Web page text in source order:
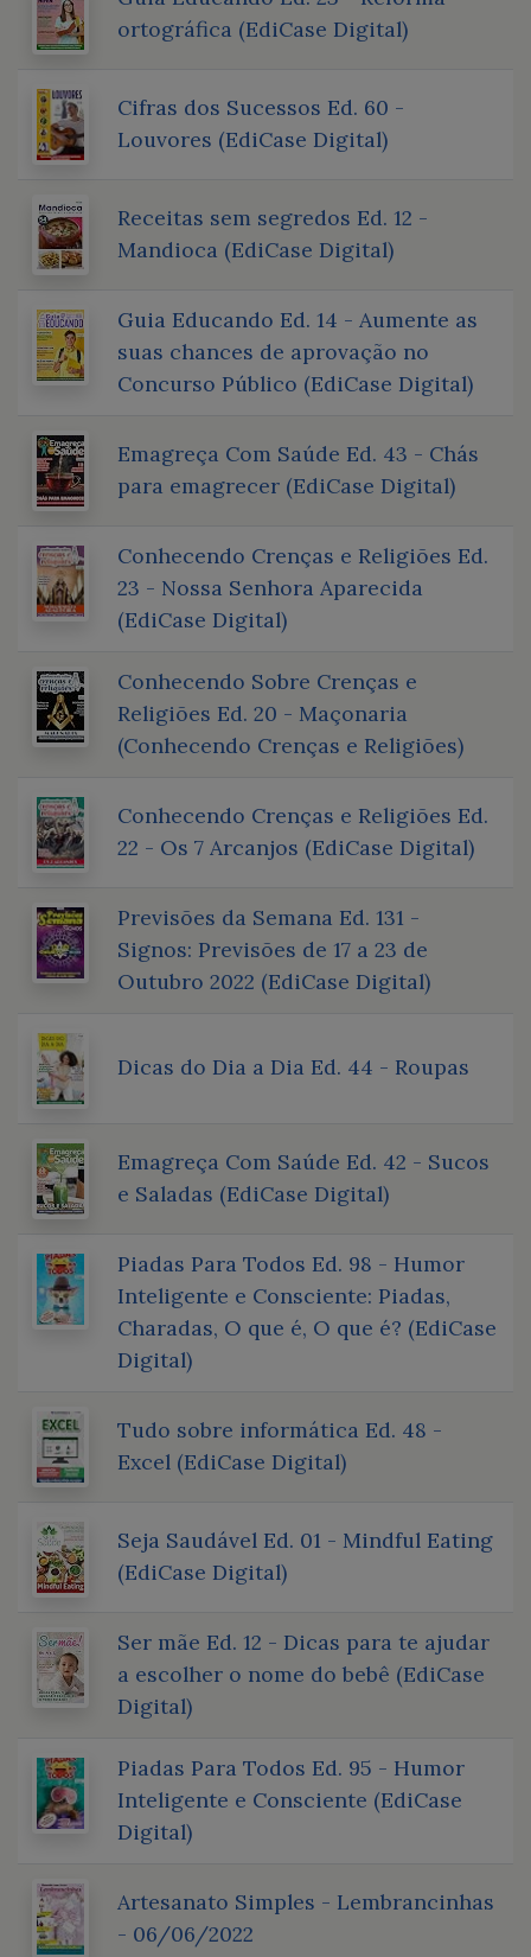
ortográfica (EdiCase Digital)
Cifras dos Sucessos Ed. 60 -
Louvores (EdiCase Digital)
Receitas sem segredos Ed. 12 -
Mandioca (EdiCase Digital)
Guia Educando Ed. 14 - Aumente as
suas chances de aprovação no
Concurso Público (EdiCase Digital)
Emagreça Com Saúde Ed. 43 - Chás
para emagrecer (EdiCase Digital)
Conhecendo Crenças e Religiões Ed.
23 - Nossa Senhora Aparecida
(EdiCase Digital)
Conhecendo Sobre Crenças e
Religiões Ed. 20 - Maçonaria
(Conhecendo Crenças e Religiões)
Conhecendo Crenças e Religiões Ed.
22 - Os 7 Arcanjos (EdiCase Digital)
Previsões da Semana Ed. 131 -
Signos: Previsões de 17 a 23 de
Outubro 2022 (EdiCase Digital)
Dicas do Dia a Dia Ed. 44 - Roupas
Emagreça Com Saúde Ed. 42 - Sucos
e Saladas (EdiCase Digital)
Piadas Para Todos Ed. 98 - Humor
Inteligente e Consciente: Piadas,
Charadas, O que é, O que é? (EdiCase
Digital)
Tudo sobre informática Ed. 48 -
Excel (EdiCase Digital)
Seja Saudável Ed. 01 - Mindful Eating
(EdiCase Digital)
Ser mãe Ed. 12 - Dicas para te ajudar
a escolher o nome do bebê (EdiCase
Digital)
Piadas Para Todos Ed. 95 - Humor
Inteligente e Consciente (EdiCase
Digital)
Artesanato Simples - Lembrancinhas
- 06/06/2022